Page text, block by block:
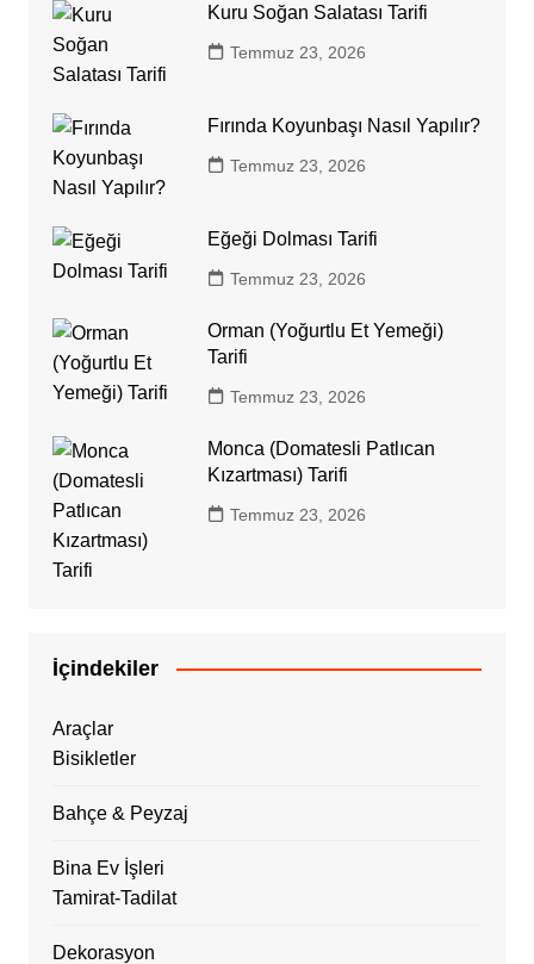
Kuru Soğan Salatası Tarifi
Temmuz 23, 2026
Fırında Koyunbaşı Nasıl Yapılır?
Temmuz 23, 2026
Eğeği Dolması Tarifi
Temmuz 23, 2026
Orman (Yoğurtlu Et Yemeği)
Tarifi
Temmuz 23, 2026
Monca (Domatesli Patlıcan
Kızartması) Tarifi
Temmuz 23, 2026
İçindekiler
Araçlar
Bisikletler
Bahçe & Peyzaj
Bina Ev İşleri
Tamirat-Tadilat
Dekorasyon